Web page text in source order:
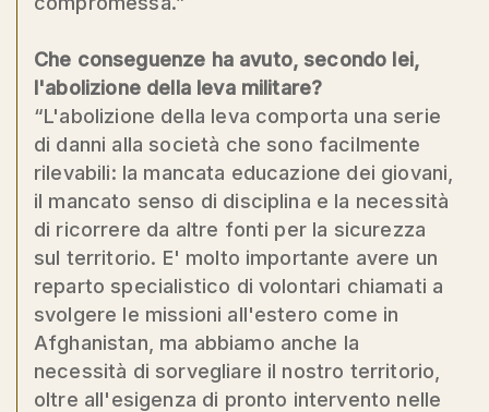
Che conseguenze ha avuto, secondo lei,
l'abolizione della leva militare?
“L'abolizione della leva comporta una serie
di danni alla società che sono facilmente
rilevabili: la mancata educazione dei giovani,
il mancato senso di disciplina e la necessità
di ricorrere da altre fonti per la sicurezza
sul territorio. E' molto importante avere un
reparto specialistico di volontari chiamati a
svolgere le missioni all'estero come in
Afghanistan, ma abbiamo anche la
necessità di sorvegliare il nostro territorio,
oltre all'esigenza di pronto intervento nelle